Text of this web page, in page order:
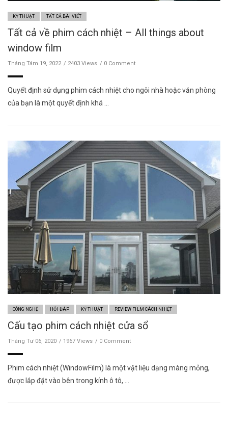
KỸ THUẬT TẤT CẢ BÀI VIẾT
Tất cả về phim cách nhiệt – All things about
window film
Tháng Tám 19, 2022 2403 Views 0 Comment
Quyết định sử dụng phim cách nhiệt cho ngôi nhà hoặc văn phòng
của bạn là một quyết định khá …
CÔNG NGHỆ HỎI ĐÁP KỸ THUẬT REVIEW FILM CÁCH NHIỆT
Cấu tạo phim cách nhiệt cửa sổ
Tháng Tư 06, 2020 1967 Views 0 Comment
Phim cách nhiệt (WindowFilm) là một vật liệu dạng màng mỏng,
được lắp đặt vào bên trong kính ô tô, …